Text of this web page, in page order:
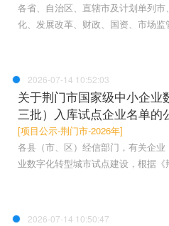
各省、自治区、直辖市及计划单列
化、发展改革、财政、国资、市场
2026-07-14 10:52:03
关于荆门市国家级中小企
三批）入库试点企业名单的
[项目公示-荆门市-2026年]
各县（市、区）经信部门，有关企
业数字化转型城市试点建设，根据
2026-07-14 10:50:47